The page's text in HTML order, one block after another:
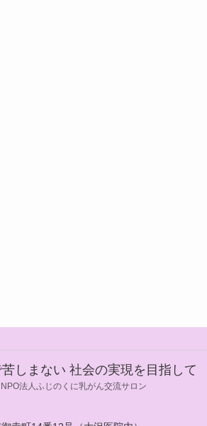
しまない 社会の実現を目指して
NPO法人ふじのくに乳がん交流サロン